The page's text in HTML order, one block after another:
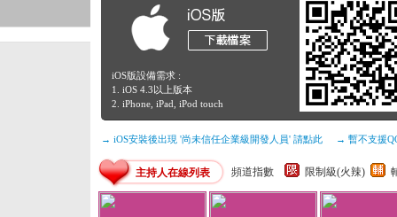
iOS版設備需求 :
1. iOS 4.3以上版本
2. iPhone, iPad, iPod touch
→ iOS安裝後出現 '尚未信任企業級開發人員' 請點此 → 暫不支援
主持人在線列表 頻道指數 限制級(火辣)